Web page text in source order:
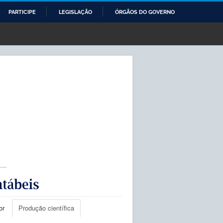
PARTICIPE LEGISLAÇÃO ÓRGÃOS DO GOVERNO
Produção científica